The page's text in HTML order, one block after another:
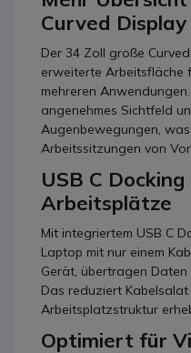
Curved Display
Der 34 Zoll große
erweiterte Arbeitsfläche
mehreren
angenehmes Sichtfeld
Augenbewegungen,
Arbeitssitzungen von
USB C
Arbeitsplätze
Mit integriertem USB C
Laptop mit nur einem
Gerät, übertragen
Das reduziert
Arbeitsplatzstruktur
Optimiert für